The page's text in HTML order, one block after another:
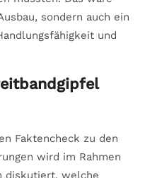
sondern auch ein
und
Faktencheck zu den
wird im Rahmen
diskutiert, welche